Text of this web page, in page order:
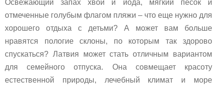
Освежающий запах хвои и йода, мягкий песок и
отмеченные голубым флагом пляжи – что еще нужно для
хорошего отдыха с детьми? А может вам больше
нравятся пологие склоны, по которым так здорово
спускаться? Латвия может стать отличным вариантом
для семейного отпуска. Она совмещает красоту
естественной природы, лечебный климат и море